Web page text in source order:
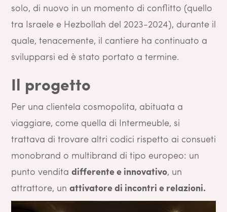
solo, di nuovo in un momento di conflitto (quello
tra Israele e Hezbollah del 2023-2024), durante il
quale, tenacemente, il cantiere ha continuato a
svilupparsi ed è stato portato a termine.
Il progetto
Per una clientela cosmopolita, abituata a
viaggiare, come quella di Intermeuble, si
trattava di trovare altri codici rispetto ai consueti
monobrand o multibrand di tipo europeo: un
punto vendita differente e innovativo, un
attrattore, un attivatore di incontri e relazioni.